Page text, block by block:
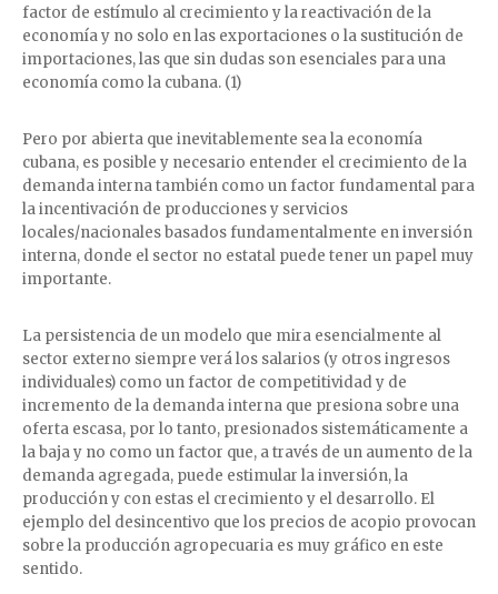
factor de estímulo al crecimiento y la reactivación de la
economía y no solo en las exportaciones o la sustitución de
importaciones, las que sin dudas son esenciales para una
economía como la cubana. (1)
Pero por abierta que inevitablemente sea la economía
cubana, es posible y necesario entender el crecimiento de la
demanda interna también como un factor fundamental para
la incentivación de producciones y servicios
locales/nacionales basados fundamentalmente en inversión
interna, donde el sector no estatal puede tener un papel muy
importante.
La persistencia de un modelo que mira esencialmente al
sector externo siempre verá los salarios (y otros ingresos
individuales) como un factor de competitividad y de
incremento de la demanda interna que presiona sobre una
oferta escasa, por lo tanto, presionados sistemáticamente a
la baja y no como un factor que, a través de un aumento de la
demanda agregada, puede estimular la inversión, la
producción y con estas el crecimiento y el desarrollo. El
ejemplo del desincentivo que los precios de acopio provocan
sobre la producción agropecuaria es muy gráfico en este
sentido.